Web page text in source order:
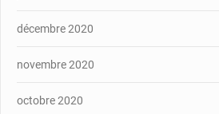
décembre 2020
novembre 2020
octobre 2020